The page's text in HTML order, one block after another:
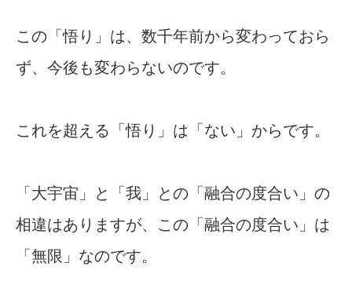
この「悟り」は、数千年前から変わっておら
ず、今後も変わらないのです。
これを超える「悟り」は「ない」からです。
「大宇宙」と「我」との「融合の度合い」の
相違はありますが、この「融合の度合い」は
「無限」なのです。